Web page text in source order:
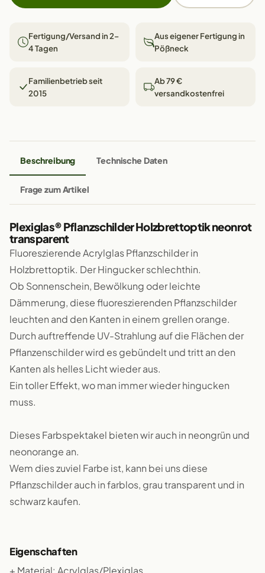
Fertigung/Versand in 2–
4 Tagen
Aus eigener Fertigung in
Pößneck
Familienbetrieb seit
2015
Ab 79 €
versandkostenfrei
Beschreibung Technische Daten
Frage zum Artikel
Plexiglas® Pflanzschilder Holzbrettoptik neonrot
transparent
Fluoreszierende Acrylglas Pflanzschilder in
Holzbrettoptik. Der Hingucker schlechthin.
Ob Sonnenschein, Bewölkung oder leichte
Dämmerung, diese fluoreszierenden Pflanzschilder
leuchten and den Kanten in einem grellen orange.
Durch auftreffende UV-Strahlung auf die Flächen der
Pflanzenschilder wird es gebündelt und tritt an den
Kanten als helles Licht wieder aus.
Ein toller Effekt, wo man immer wieder hingucken
muss.
Dieses Farbspektakel bieten wir auch in neongrün und
neonorange an.
Wem dies zuviel Farbe ist, kann bei uns diese
Pflanzschilder auch in farblos, grau transparent und in
schwarz kaufen.
Eigenschaften
+ Material: Acrylglas/Plexiglas